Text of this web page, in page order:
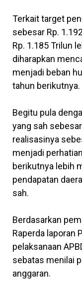
Terkait target
sebesar Rp.
Rp. 1.185 Trilun
diharapkan
menjadi beban
tahun berikutnya.
Begitu pula
yang sah
realisasinya
menjadi
berikutnya lebih
pendapatan
sah.
Berdasarkan
Raperda laporan
pelaksanaan
sebatas menilai
anggaran.